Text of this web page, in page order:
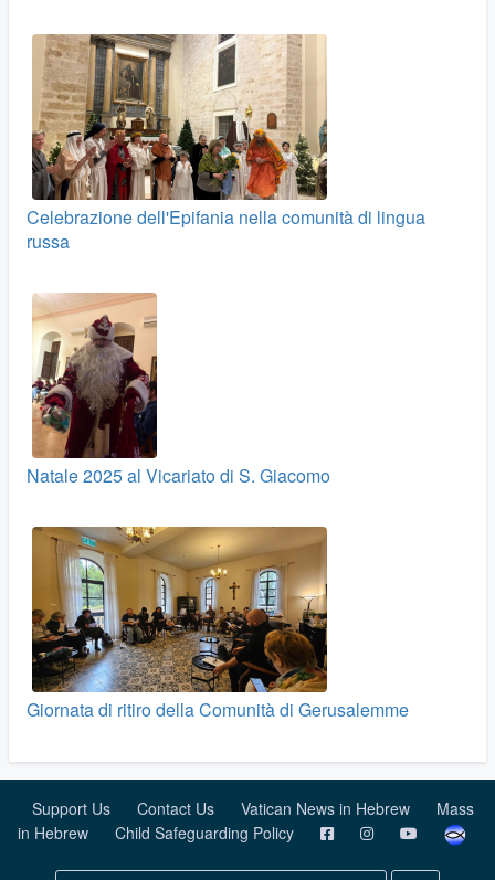
Celebrazione dell'Epifania nella comunità di lingua
russa
Natale 2025 al Vicariato di S. Giacomo
Giornata di ritiro della Comunità di Gerusalemme
Support Us Contact Us Vatican News in Hebrew
Mass
in Hebrew
Child Safeguarding Policy